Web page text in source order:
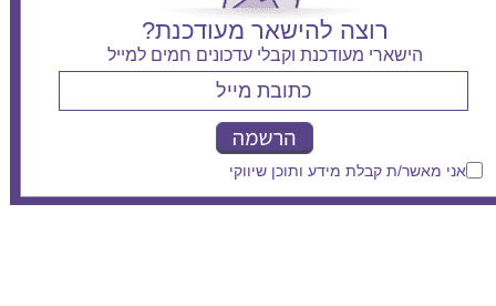
רוצה להישאר מעודכנת?
הישארי מעודכנת וקבלי עדכונים חמים למייל
אני מאשר/ת קבלת מידע ותוכן שיווקי